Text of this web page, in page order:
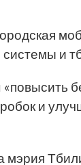
и
и
мэрия